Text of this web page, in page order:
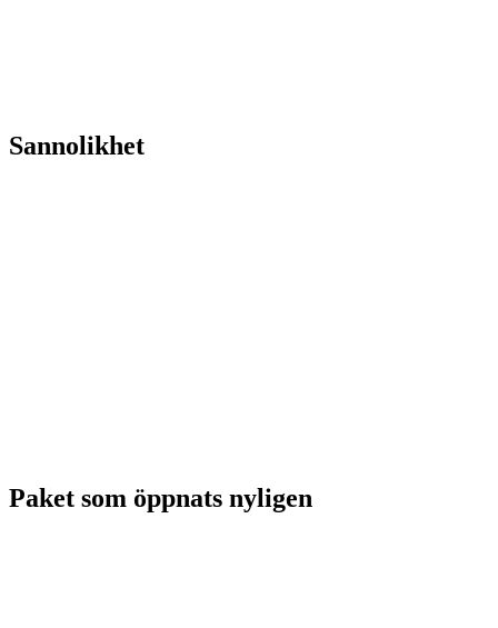
Sannolikhet
Paket som öppnats nyligen